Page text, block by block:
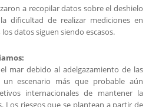
a recopilar datos sobre el deshielo
dificultad de realizar mediciones en
datos siguen siendo escasos.
mar debido al adelgazamiento de las
escenario más que probable aún
internacionales de mantener la
Los riesgos que se plantean a partir de